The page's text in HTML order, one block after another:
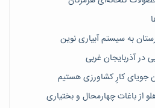
جویای کارِ کشاورزی هستیم